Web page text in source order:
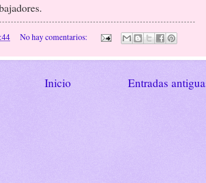
No hay comentarios:
Entradas
Inicio